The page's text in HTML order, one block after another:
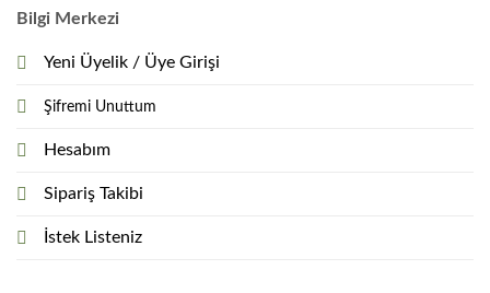
Bilgi Merkezi
Yeni Üyelik / Üye Girişi
Şifremi Unuttum
Hesabım
Sipariş Takibi
İstek Listeniz